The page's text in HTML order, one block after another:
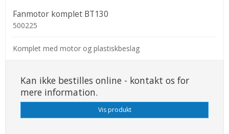
Fanmotor komplet BT130
500225
Komplet med motor og plastiskbeslag
Kan ikke bestilles online - kontakt os for
mere information.
Vis produkt